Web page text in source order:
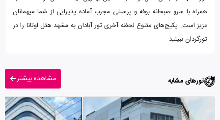
همراه با سرو صبحانه بوفه و پرسنلی مجرب آماده پذیرایی از شما میهمانان
عزیز است. پکیج‌های متنوع لحظه آخری تور آبادان به مشهد هتل اوتانا را در
تورگردان ببینید.
تورهای مشابه مشاهده بیشتر